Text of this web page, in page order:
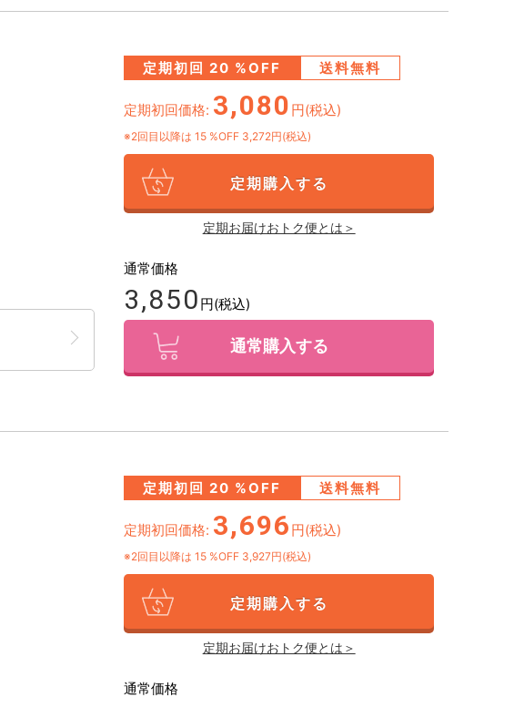
定期初回 20 %OFF 送料無料
定期初回価格: 3,080 円(税込)
※2回目以降は 15 %OFF 3,272円(税込)
定期購入する
定期お届けおトク便とは＞
通常価格
3,850 円(税込)
通常購入する
定期初回 20 %OFF 送料無料
定期初回価格: 3,696 円(税込)
※2回目以降は 15 %OFF 3,927円(税込)
定期購入する
定期お届けおトク便とは＞
通常価格